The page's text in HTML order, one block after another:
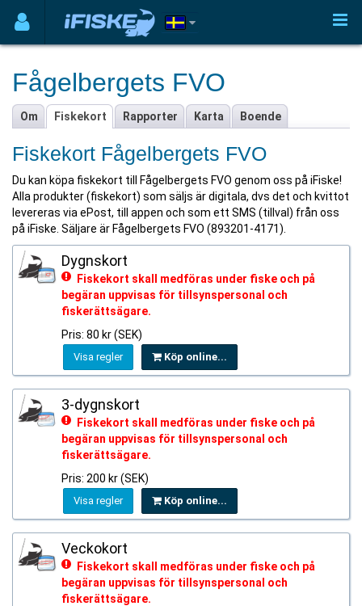
Fågelbergets FVO
Om Fiskekort Rapporter Karta Boende
Fiskekort Fågelbergets FVO
Du kan köpa fiskekort till Fågelbergets FVO genom oss på iFiske!
Alla produkter (fiskekort) som säljs är digitala, dvs det och kvittot
levereras via ePost, till appen och som ett SMS (tillval) från oss
på iFiske. Säljare är Fågelbergets FVO (893201-4171).
Dygnskort
Fiskekort skall medföras under fiske och på
begäran uppvisas för tillsynspersonal och
fiskerättsägare.
Pris: 80 kr (SEK)
Visa regler Köp online...
3-dygnskort
Fiskekort skall medföras under fiske och på
begäran uppvisas för tillsynspersonal och
fiskerättsägare.
Pris: 200 kr (SEK)
Visa regler Köp online...
Veckokort
Fiskekort skall medföras under fiske och på
begäran uppvisas för tillsynspersonal och
fiskerättsägare.